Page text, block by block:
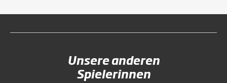
Unsere anderen
Spielerinnen